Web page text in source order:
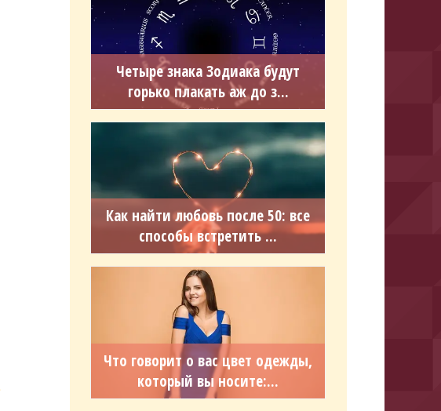
Четыре знака Зодиака будут
горько плакать аж до з...
Как найти любовь после 50: все
способы встретить ...
Что говорит о вас цвет одежды,
который вы носите:...